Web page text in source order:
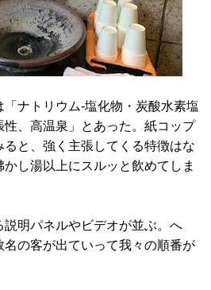
ナトリウム-塩化物・炭酸水素塩
、高温泉」とあった。紙コップ
と、強く主張してくる特徴はな
し湯以上にスルッと飲めてしま
説明パネルやビデオが並ぶ。へ
の客が出ていって我々の順番が